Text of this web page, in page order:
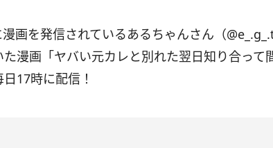
画を発信されているあるちゃんさん（
た漫画「ヤバい元カレと別れた翌日知り合って
日17時に配信！